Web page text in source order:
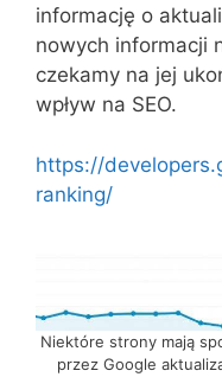
informację o
nowych informacji
czekamy na jej
wpływ na SEO.
https://
ranking/
Niektóre strony mają
przez Google